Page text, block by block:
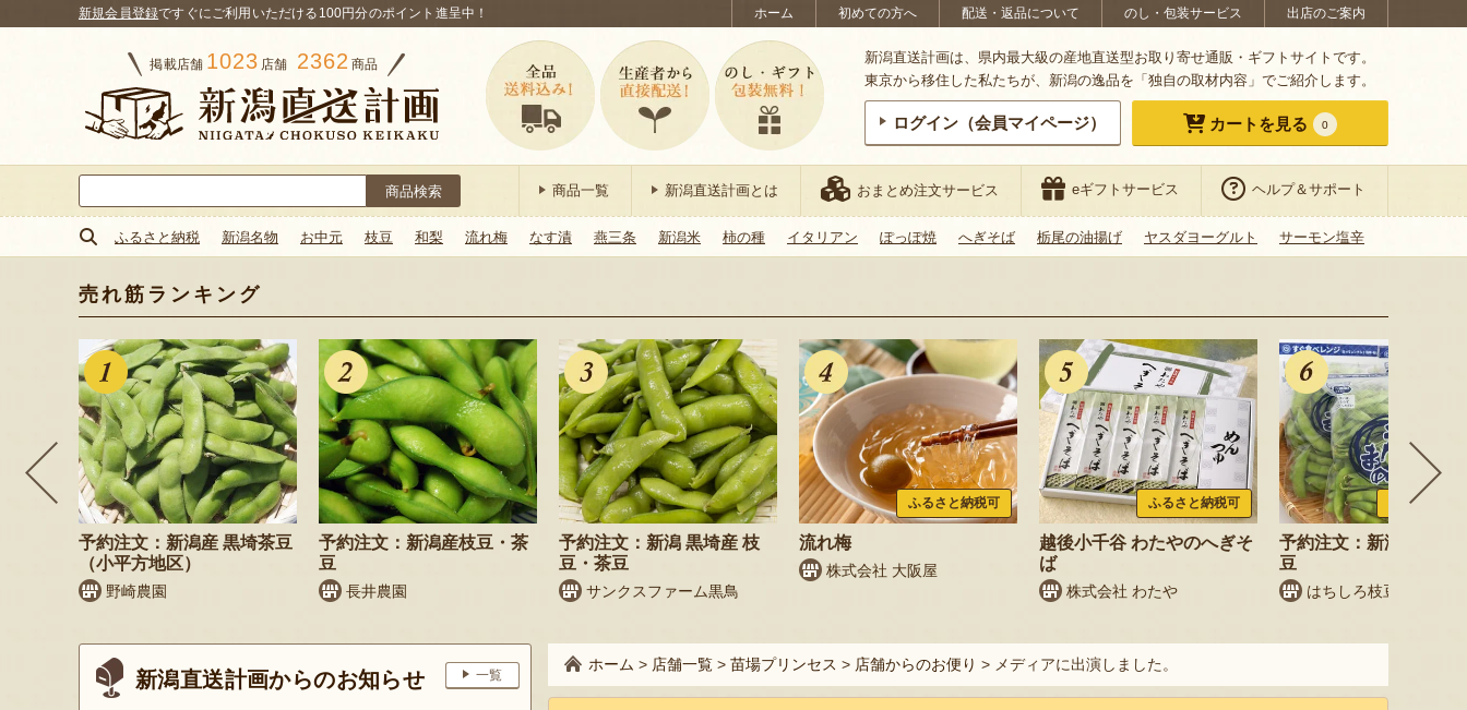
ホーム 初めての方へ 配送・返品について のし・包装サービス 出店のご案内
新規会員登録ですぐにご利用いただける100円分のポイント進呈中！
掲載店舗 1023 店舗 2362 商品
新潟直送計画は、県内最大級の産地直送型お取り寄せ通販・ギフトサイトです。
東京から移住した私たちが、新潟の逸品を「独自の取材内容」でご紹介します。
ログイン（会員マイページ） カートを見る 0
索:
商品一覧 新潟直送計画とは おまとめ注文サービス eギフトサービス ヘルプ＆サポート
ふるさと納税 新潟名物 お中元 枝豆 和梨 流れ梅 なす漬 燕三条 新潟米 柿の種 イタリアン ぽっぽ焼 へぎそば 栃尾の油揚げ ヤスダヨーグルト サーモン塩辛
売れ筋ランキング
予約注文：新潟産 黒埼茶豆
（小平方地区）
野崎農園
予約注文：新潟産枝豆・茶
豆
長井農園
予約注文：新潟 黒埼産 枝
豆・茶豆
サンクスファーム黒鳥
ふるさと納税可
流れ梅
株式会社 大阪屋
ふるさと納税可
越後小千谷 わたやのへぎそ
ば
株式会社 わたや
ふるさと納
予約注文：新潟産 枝豆
豆
はちしろ枝豆農園
新潟直送計画からのお知らせ 一覧
ホーム > 店舗一覧 > 苗場プリンセス > 店舗からのお便り > メディアに出演しました。